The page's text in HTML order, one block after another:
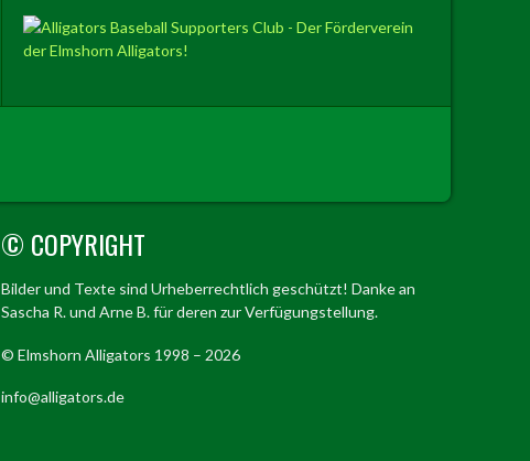
© COPYRIGHT
Bilder und Texte sind Urheberrechtlich geschützt! Danke an
Sascha R. und Arne B. für deren zur Verfügungstellung.
© Elmshorn Alligators 1998 – 2026
info@alligators.de